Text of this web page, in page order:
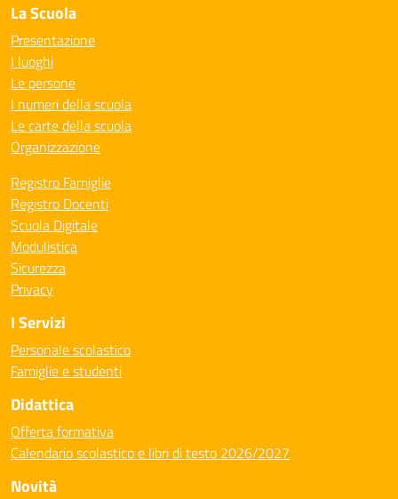
La Scuola
Presentazione
I luoghi
Le persone
I numeri della scuola
Le carte della scuola
Organizzazione
Registro Famiglie
Registro Docenti
Scuola Digitale
Modulistica
Sicurezza
Privacy
I Servizi
Personale scolastico
Famiglie e studenti
Didattica
Offerta formativa
Calendario scolastico e libri di testo 2026/2027
Novità